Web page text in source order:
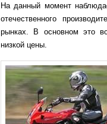
На данный момент
отечественного
рынках. В основном это
низкой цены.